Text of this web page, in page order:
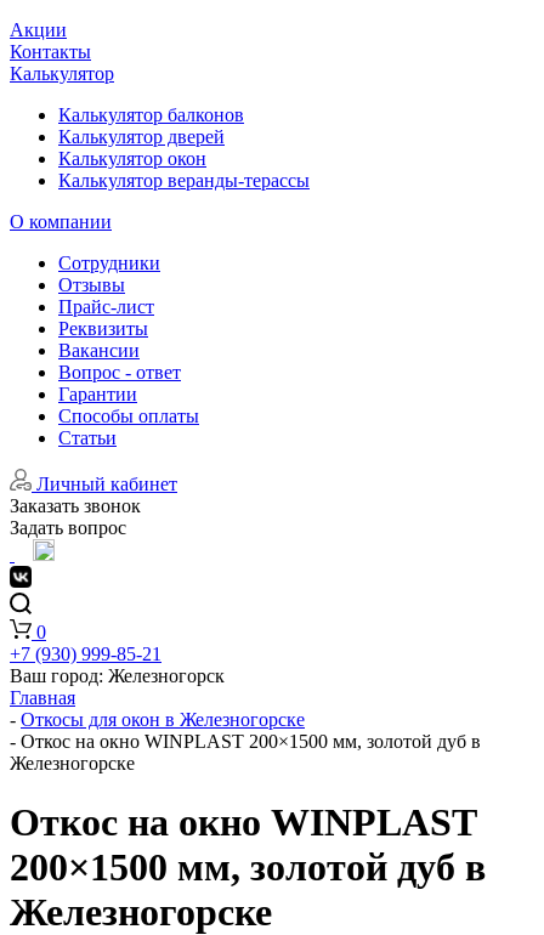
Акции
Контакты
Калькулятор
Калькулятор балконов
Калькулятор дверей
Калькулятор окон
Калькулятор веранды-терассы
О компании
Сотрудники
Отзывы
Прайс-лист
Реквизиты
Вакансии
Вопрос - ответ
Гарантии
Способы оплаты
Статьи
Личный кабинет
Заказать звонок
Задать вопрос
0
+7 (930) 999-85-21
Ваш город: Железногорск
Главная
- Откосы для окон в Железногорске
- Откос на окно WINPLAST 200×1500 мм, золотой дуб в
Железногорске
Откос на окно WINPLAST
200×1500 мм, золотой дуб в
Железногорске